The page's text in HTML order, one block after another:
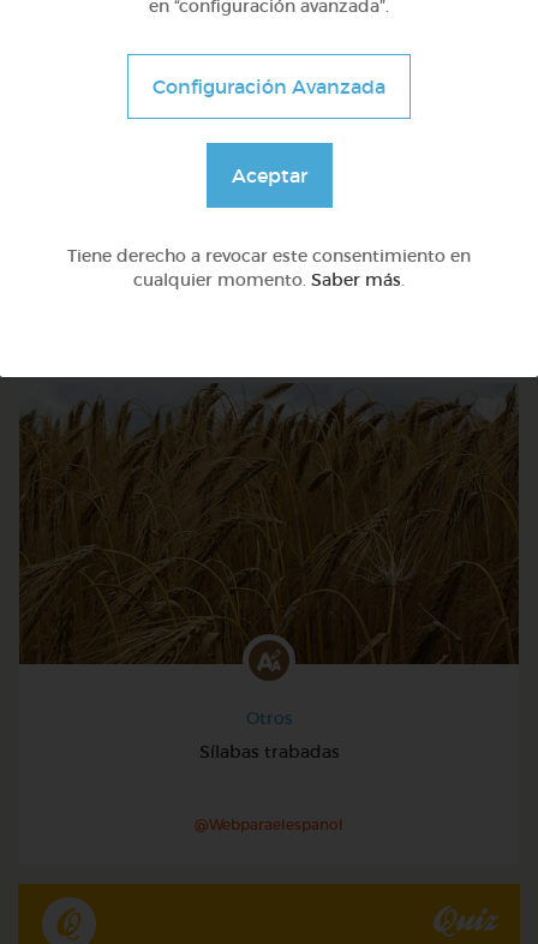
Relajación
Otros
Sílabas trabadas
@Webparaelespanol
Quiz
en “configuración avanzada”.
Configuración Avanzada
Aceptar
Tiene derecho a revocar este consentimiento en
cualquier momento. Saber más.